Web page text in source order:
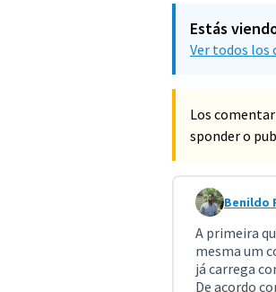
Estás
Ver todos los
Los
sponder o
Comentario
Benildo
A primeira
mesma um
já carrega
De acordo